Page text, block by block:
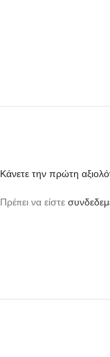
Κάνετε την πρώτη
Πρέπει να είστε